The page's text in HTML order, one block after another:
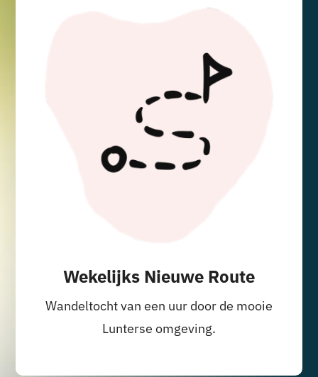
Wekelijks Nieuwe Route
Wandeltocht van een uur door de mooie
Lunterse omgeving.